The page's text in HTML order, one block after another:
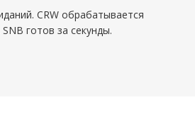
CRW обрабатывается
готов за секунды.